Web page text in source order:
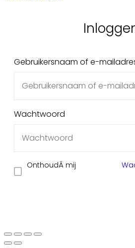
Gebruikersnaam of e-
Wachtwoord